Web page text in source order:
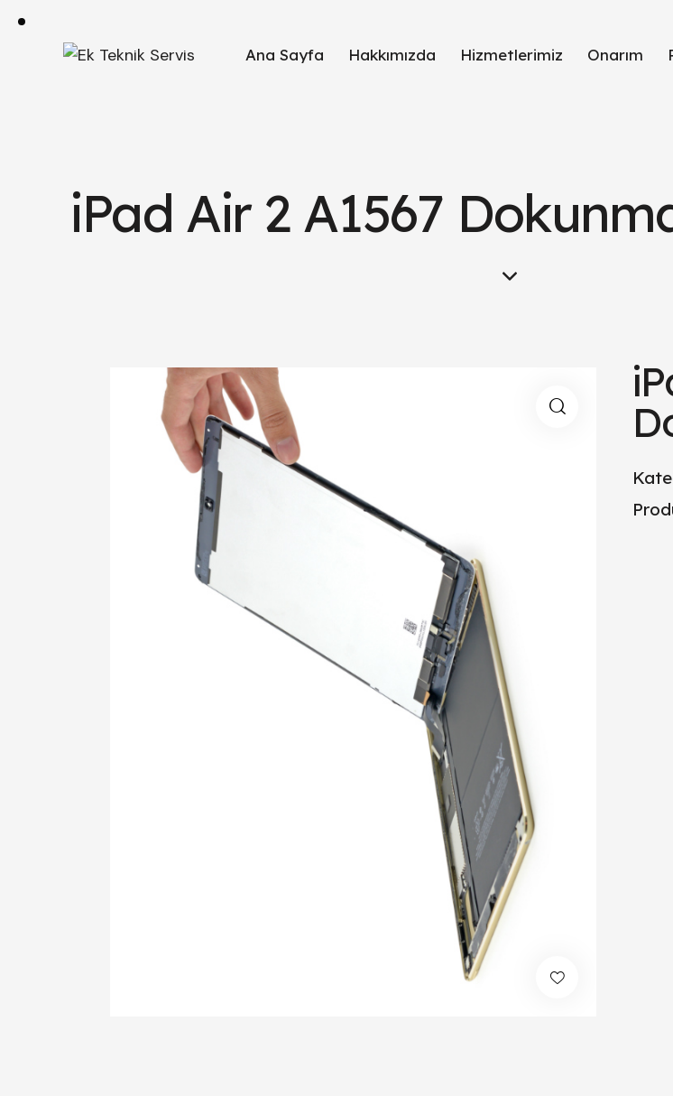
Ana Sayfa Hakkımızda Hizmetlerimiz Onarım
iPad Air 2 A1567